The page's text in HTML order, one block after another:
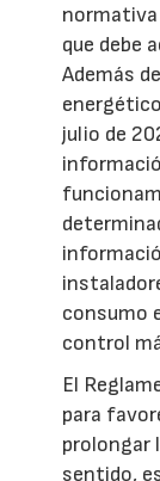
que debe
Además
julio de
consumo
control
El
para
prolongar
sentido,